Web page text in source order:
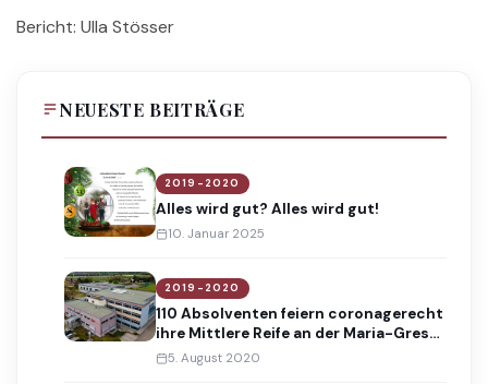
Bericht: Ulla Stösser
NEUESTE BEITRÄGE
2019-2020
Alles wird gut? Alles wird gut!
10. Januar 2025
2019-2020
110 Absolventen feiern coronagerecht
ihre Mittlere Reife an der Maria-Gress-
Schule
5. August 2020